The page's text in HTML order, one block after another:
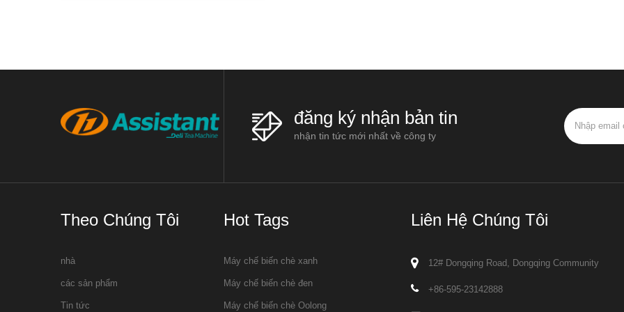
đăng ký nhận bản tin
nhận tin tức mới nhất về công ty
Theo Chúng Tôi
nhà
các sản phẩm
Tin tức
Hot Tags
Máy chế biến chè xanh
Máy chế biến chè đen
Máy chế biến chè Oolong
Liên Hệ Chúng Tôi
12# Dongqing Road, Dongqing Community
+86-595-23142888